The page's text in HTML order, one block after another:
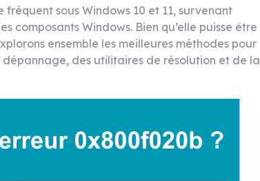
fréquent sous Windows 10 et 11, survenant
composants Windows. Bien qu’elle puisse être
ensemble les meilleures méthodes pour
des utilitaires de résolution et de la